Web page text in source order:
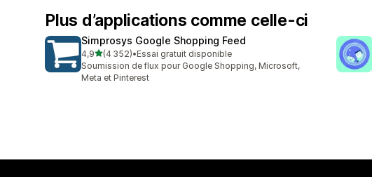
Plus d’applications comme celle-ci
Simprosys Google Shopping Feed
4,9étoile(s) sur 5
(4 352)
4352 avis au total
•Essai gratuit disponible
Soumission de flux pour Google Shopping, Microsoft,
Meta et Pinterest